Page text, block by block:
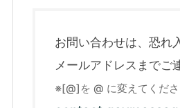
お問い合わせは、恐れ
メールアドレスまでご
※[@]を @ に変えてくださ